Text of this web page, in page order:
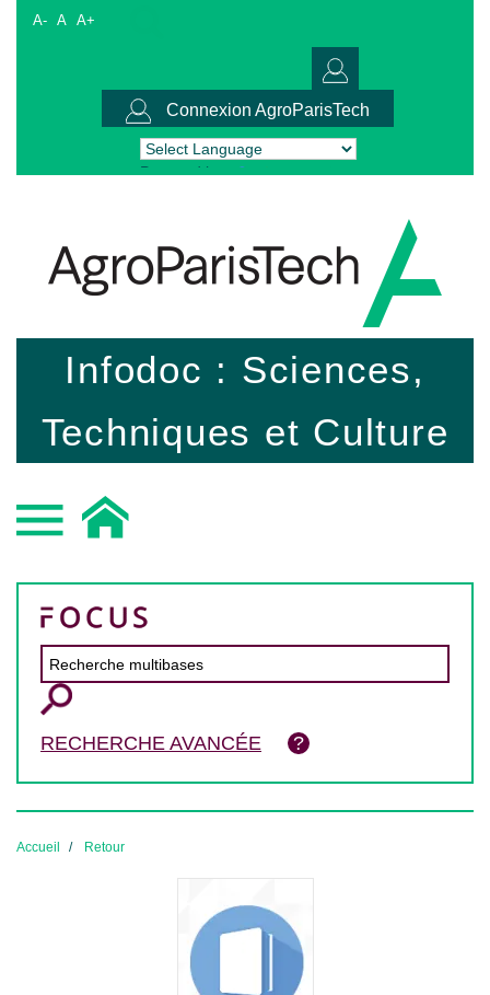
A- A A+
Connexion AgroParisTech
Powered by Translate
Infodoc : Sciences,
Techniques et Culture
RECHERCHE AVANCÉE
Accueil Retour